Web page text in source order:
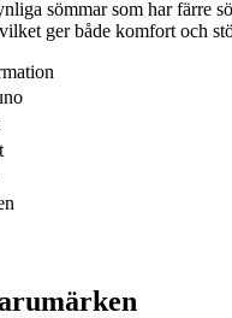
sömmar som har färre
ger både komfort och